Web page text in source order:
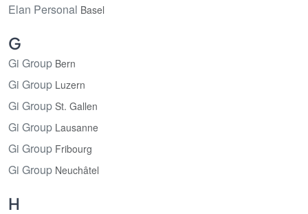
Elan Personal Basel
G
Gi Group Bern
Gi Group Luzern
Gi Group St. Gallen
Gi Group Lausanne
Gi Group Fribourg
Gi Group Neuchâtel
H